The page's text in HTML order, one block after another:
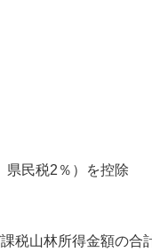
県民税2％）を控除
税山林所得金額の合